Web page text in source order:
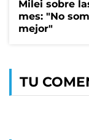
Milei sobre
mes: "No
mejor"
TU